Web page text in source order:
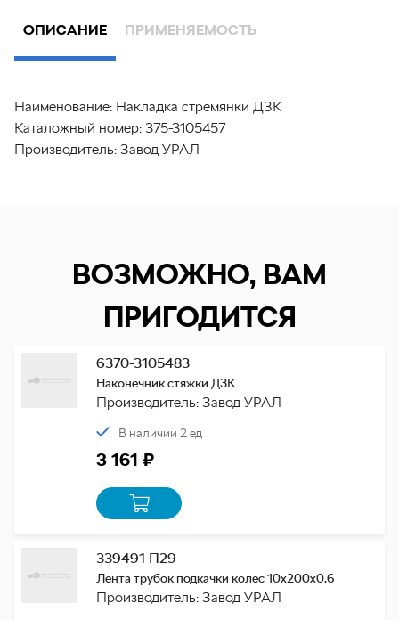
ОПИСАНИЕ ПРИМЕНЯЕМОСТЬ
Наименование: Накладка стремянки ДЗК
Каталожный номер: 375-3105457
Производитель: Завод УРАЛ
ВОЗМОЖНО, ВАМ
ПРИГОДИТСЯ
6370-3105483
Наконечник стяжки ДЗК
Производитель: Завод УРАЛ
В наличии 2 ед
3 161 ₽
339491 П29
Лента трубок подкачки колес 10х200х0.6
Производитель: Завод УРАЛ